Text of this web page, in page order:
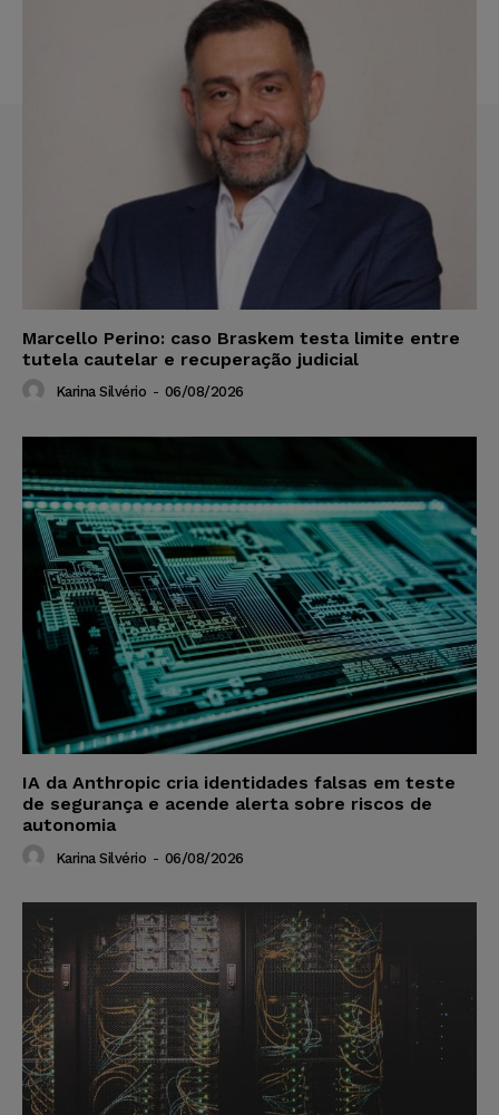
Marcello Perino: caso Braskem testa limite entre
tutela cautelar e recuperação judicial
Karina Silvério - 06/08/2026
IA da Anthropic cria identidades falsas em teste
de segurança e acende alerta sobre riscos de
autonomia
Karina Silvério - 06/08/2026